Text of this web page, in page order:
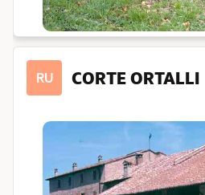
RU CORTE ORTALLI